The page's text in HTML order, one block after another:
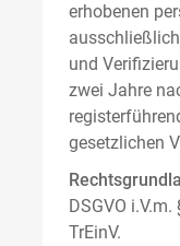
erhobenen
und
zwei Jahre
gesetzlichen
DSGVO
TrEinV.